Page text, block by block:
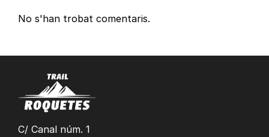
No s'han trobat comentaris.
C/ Canal núm. 1